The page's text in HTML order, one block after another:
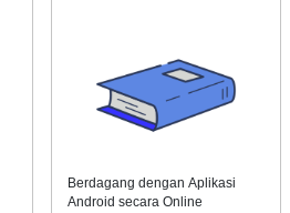
Berdagang dengan Aplikasi
Android secara Online